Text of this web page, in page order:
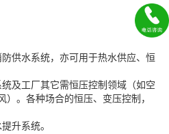
供水系统，亦可用于热水供应、恒
及工厂其它需恒压控制领域（如空
）。各种场合的恒压、变压控制，
升系统。